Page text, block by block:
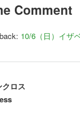
Comment
10/6（日）イザ
ロス